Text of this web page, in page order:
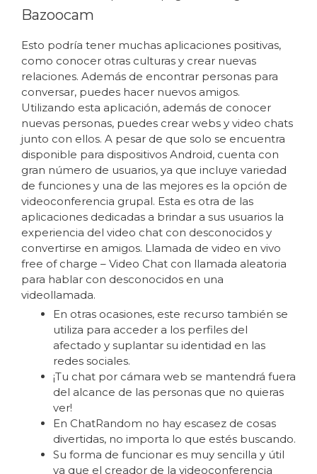
Bazoocam
Esto podría tener muchas aplicaciones positivas,
como conocer otras culturas y crear nuevas
relaciones. Además de encontrar personas para
conversar, puedes hacer nuevos amigos.
Utilizando esta aplicación, además de conocer
nuevas personas, puedes crear webs y video chats
junto con ellos. A pesar de que solo se encuentra
disponible para dispositivos Android, cuenta con
gran número de usuarios, ya que incluye variedad
de funciones y una de las mejores es la opción de
videoconferencia grupal. Esta es otra de las
aplicaciones dedicadas a brindar a sus usuarios la
experiencia del video chat con desconocidos y
convertirse en amigos. Llamada de video en vivo
free of charge – Video Chat con llamada aleatoria
para hablar con desconocidos en una
videollamada.
En otras ocasiones, este recurso también se
utiliza para acceder a los perfiles del
afectado y suplantar su identidad en las
redes sociales.
¡Tu chat por cámara web se mantendrá fuera
del alcance de las personas que no quieras
ver!
En ChatRandom no hay escasez de cosas
divertidas, no importa lo que estés buscando.
Su forma de funcionar es muy sencilla y útil
ya que el creador de la videoconferencia